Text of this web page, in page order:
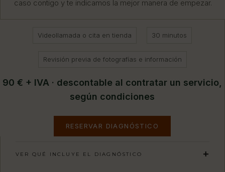
caso contigo y te indicamos la mejor manera de empezar.
Videollamada o cita en tienda 30 minutos
Revisión previa de fotografías e información
90 € + IVA · descontable al contratar un servicio,
según condiciones
RESERVAR DIAGNÓSTICO
VER QUÉ INCLUYE EL DIAGNÓSTICO